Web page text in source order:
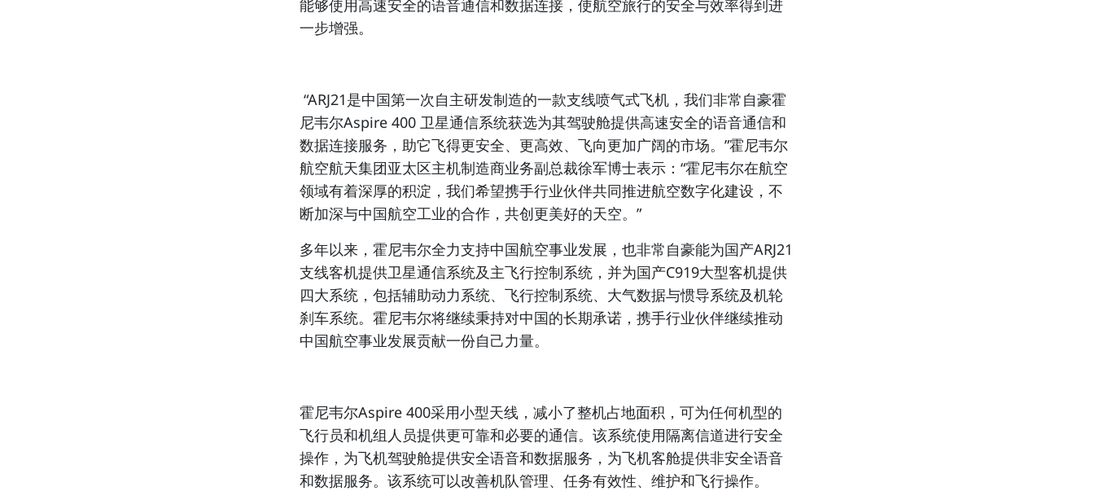
能够使用高速安全的语音通信和数据连接，使航空旅行的安全与效率得到进
一步增强。
“ARJ21是中国第一次自主研发制造的一款支线喷气式飞机，我们非常自豪霍
尼韦尔Aspire 400 卫星通信系统获选为其驾驶舱提供高速安全的语音通信和
数据连接服务，助它飞得更安全、更高效、飞向更加广阔的市场。”霍尼韦尔
航空航天集团亚太区主机制造商业务副总裁徐军博士表示：“霍尼韦尔在航空
领域有着深厚的积淀，我们希望携手行业伙伴共同推进航空数字化建设，不
断加深与中国航空工业的合作，共创更美好的天空。”
多年以来，霍尼韦尔全力支持中国航空事业发展，也非常自豪能为国产ARJ21
支线客机提供卫星通信系统及主飞行控制系统 ，并为国产C919大型客机提供
四大系统，包括辅助动力系统、飞行控制系统、大气数据与惯导系统及机轮
刹车系统。霍尼韦尔将继续秉持对中国的长期承诺，携手行业伙伴继续推动
中国航空事业发展贡献一份自己力量。
霍尼韦尔Aspire 400采用小型天线，减小了整机占地面积，可为任何机型的
飞行员和机组人员提供更可靠和必要的通信。该系统使用隔离信道进行安全
操作，为飞机驾驶舱提供安全语音和数据服务，为飞机客舱提供非安全语音
和数据服务。该系统可以改善机队管理、任务有效性、维护和飞行操作。